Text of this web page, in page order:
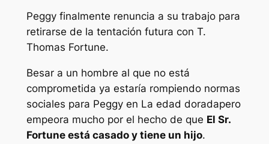
Peggy finalmente renuncia a su trabajo para
retirarse de la tentación futura con T.
Thomas Fortune.
Besar a un hombre al que no está
comprometida ya estaría rompiendo normas
sociales para Peggy en La edad doradapero
empeora mucho por el hecho de que El Sr.
Fortune está casado y tiene un hijo.